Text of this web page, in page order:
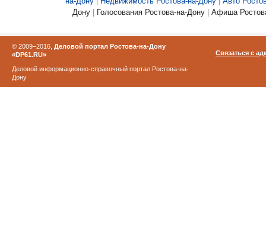
Дону
Голосования Ростова-на-Дону Афиша
© 2009–2016, Деловой портал Ростова-на-Дону
«DP61.RU»
Деловой информационно-справочный портал Ростова-на-
Дону
Связаться с